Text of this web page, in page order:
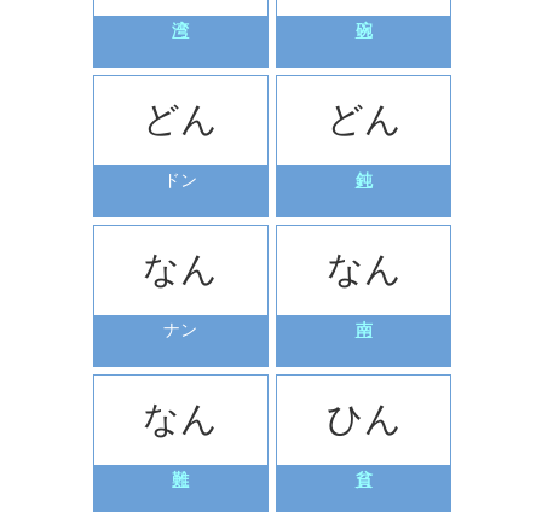
湾 碗
どん
ドン
どん
鈍
なん
ナン
なん
南
なん
難
ひん
貧